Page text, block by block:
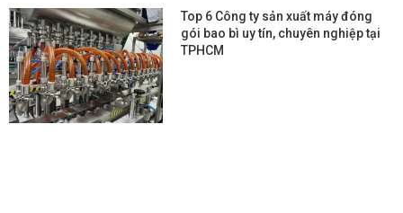
Top 6 Công ty sản xuất máy đóng
gói bao bì uy tín, chuyên nghiệp tại
TPHCM